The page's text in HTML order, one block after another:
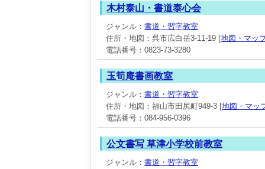
木村泰山・書道泰心会
ジャンル： 書道・習字教室
住所・地図：呉市広白岳3-11-19 [地図・マッ
電話番号：0823-73-3280
玉筍庵書画教室
ジャンル： 書道・習字教室
住所・地図：福山市田尻町949-3 [地図・マッ
電話番号：084-956-0396
公文書写 草津小学校前教室
ジャンル： 書道・習字教室